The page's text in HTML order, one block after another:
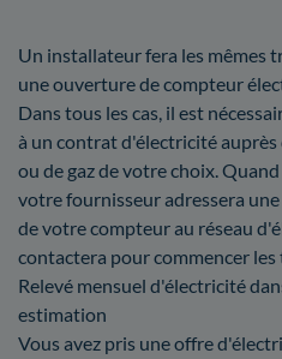
Un installateur fera les mêmes
une ouverture de compteur
Dans tous les cas, il est
à un contrat d'électricité
ou de gaz de votre choix.
votre fournisseur adressera
de votre compteur au réseau
contactera pour commencer les
Relevé mensuel d'électricité
estimation
Vous avez pris une offre